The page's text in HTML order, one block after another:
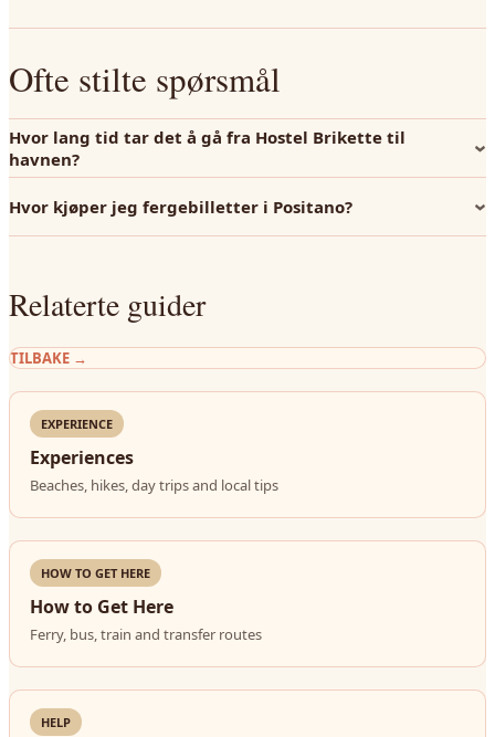
Ofte stilte spørsmål
Hvor lang tid tar det å gå fra Hostel Brikette til
havnen?
Hvor kjøper jeg fergebilletter i Positano?
Relaterte guider
TILBAKE →
EXPERIENCE
Experiences
Beaches, hikes, day trips and local tips
HOW TO GET HERE
How to Get Here
Ferry, bus, train and transfer routes
HELP